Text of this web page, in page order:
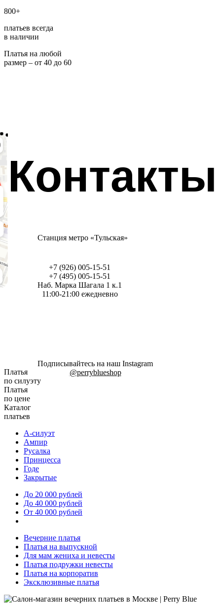
800+
платьев всегда
в наличии
Платья на любой
размер – от 40 до 60
Контакты
Станция метро «Тульская»
+7 (926) 005-15-51
+7 (495) 005-15-51
Наб. Марка Шагала 1 к.1
11:00-21:00 ежедневно
Подписывайтесь на наш Instagram
@perryblueshop
Платья
по силуэту
Платья
по цене
Каталог
платьев
А-силуэт
Ампир
Русалка
Принцесса
Годе
Закрытые
До 20 000 рублей
До 40 000 рублей
От 40 000 рублей
Вечерние платья
Платья на выпускной
Для мам жениха и невесты
Платья подружки невесты
Платья на корпоратив
Эксклюзивные платья